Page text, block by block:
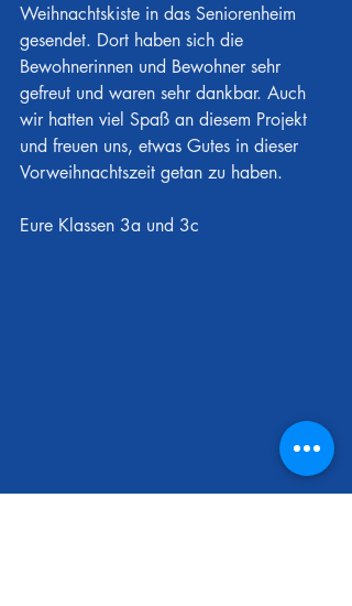
Weihnachtskiste in das Seniorenheim
gesendet. Dort haben sich die
Bewohnerinnen und Bewohner sehr
gefreut und waren sehr dankbar. Auch
wir hatten viel Spaß an diesem Projekt
und freuen uns, etwas Gutes in dieser
Vorweihnachtszeit getan zu haben.
Eure Klassen 3a und 3c